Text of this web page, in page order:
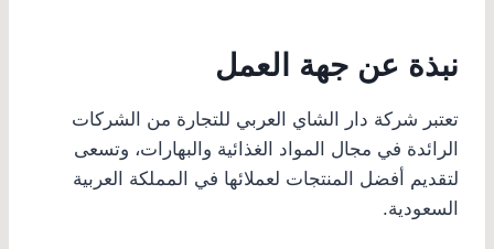
نبذة عن جهة العمل
تعتبر شركة دار الشاي العربي للتجارة من الشركات
الرائدة في مجال المواد الغذائية والبهارات، وتسعى
لتقديم أفضل المنتجات لعملائها في المملكة العربية
السعودية.